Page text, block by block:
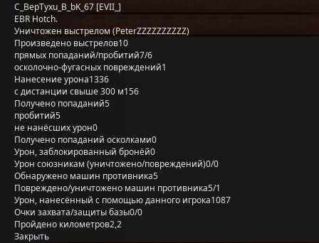
C_BepTyxu_B_bK_67 [EVII_]
EBR Hotch.
Уничтожен выстрелом (PeterZZZZZZZZZZ)
Произведено выстрелов10
прямых попаданий/пробитий7/6
осколочно-фугасных повреждений1
Нанесение урона1336
с дистанции свыше 300 м156
Получено попаданий5
пробитий5
не нанёсших урон0
Получено попаданий осколками0
Урон, заблокированный бронёй0
Урон союзникам (уничтожено/повреждений)0/0
Обнаружено машин противника5
Повреждено/уничтожено машин противника5/1
Урон, нанесённый с помощью данного игрока1087
Очки захвата/защиты базы0/0
Пройдено километров2,2
Закрыть